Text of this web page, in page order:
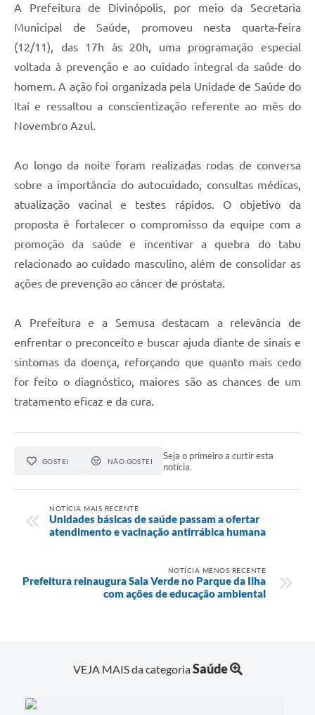
A Prefeitura de Divinópolis, por meio da Secretaria
Municipal de Saúde, promoveu nesta quarta-feira
(12/11), das 17h às 20h, uma programação especial
voltada à prevenção e ao cuidado integral da saúde do
homem. A ação foi organizada pela Unidade de Saúde do
Itaí e ressaltou a conscientização referente ao mês do
Novembro Azul.
Ao longo da noite foram realizadas rodas de conversa
sobre a importância do autocuidado, consultas médicas,
atualização vacinal e testes rápidos. O objetivo da
proposta é fortalecer o compromisso da equipe com a
promoção da saúde e incentivar a quebra do tabu
relacionado ao cuidado masculino, além de consolidar as
ações de prevenção ao câncer de próstata.
A Prefeitura e a Semusa destacam a relevância de
enfrentar o preconceito e buscar ajuda diante de sinais e
sintomas da doença, reforçando que quanto mais cedo
for feito o diagnóstico, maiores são as chances de um
tratamento eficaz e da cura.
GOSTEI NÃO GOSTEI
Seja o primeiro a curtir esta
notícia.
NOTÍCIA MAIS RECENTE
Unidades básicas de saúde passam a ofertar
atendimento e vacinação antirrábica humana
NOTÍCIA MENOS RECENTE
Prefeitura reinaugura Sala Verde no Parque da Ilha
com ações de educação ambiental
VEJA MAIS da categoriaSaúde